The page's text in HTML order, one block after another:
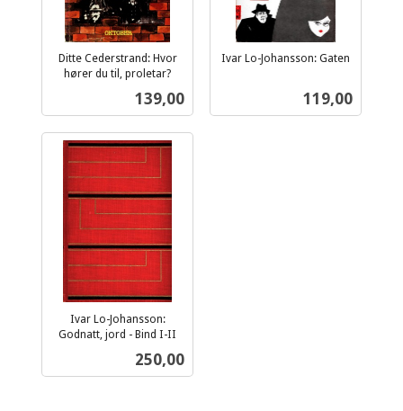
Ditte Cederstrand: Hvor
hører du til, proletar?
Pris
139,00
Ivar Lo-Johansson: Gaten
Pris
119,00
Ivar Lo-Johansson:
Godnatt, jord - Bind I-II
Pris
250,00